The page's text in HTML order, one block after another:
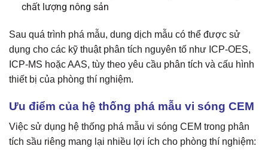
chất lượng nông sản
Sau quá trình phá mẫu, dung dịch mẫu có thể được sử
dụng cho các kỹ thuật phân tích nguyên tố như ICP-OES,
ICP-MS hoặc AAS, tùy theo yêu cầu phân tích và cấu hình
thiết bị của phòng thí nghiệm.
Ưu điểm của hệ thống phá mẫu vi sóng CEM
Việc sử dụng hệ thống phá mẫu vi sóng CEM trong phân
tích sầu riêng mang lại nhiều lợi ích cho phòng thí nghiệm: